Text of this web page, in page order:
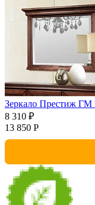
Зеркало Престиж ГМ
8 310 ₽
13 850 Р